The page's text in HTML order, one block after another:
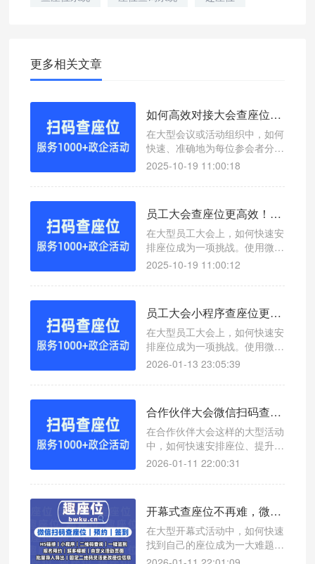
更多相关文章
如何高效对接大会查座位？微信扫码查座位系统轻松解决
在大型会议或活动组织中，如何
快速、准确地为每位参会者分配
座位是一个重要环节。本文介绍
效对接大会查座位，提升现场管
2025-10-19 11:00:18
员工大会查座位更高效！微信扫码查座位系统助你轻松管理
在大型员工大会上，如何快速安
排座位成为一项挑战。使用微信
扫码查座位系统，可以实现一键
2025-10-19 11:00:12
员工大会小程序查座位更高效！微信扫码查座位系统助你轻松管理
在大型员工大会上，如何快速安
排座位成为一项挑战。使用微信
扫码查座位系统，可以实现一键
2026-01-13 23:05:39
合作伙伴大会微信扫码查座位系统助力活动座位管理
在合作伙伴大会这样的大型活动
中，如何快速安排座位、提升参
会体验成为一大挑战。本文介绍
微信扫码查座位系统，帮助您轻
2026-01-11 22:00:31
开幕式查座位不再难，微信扫码签到显示座位系统让流程更高效
在大型开幕式活动中，如何快速
找到自己的座位成为一大难题。
本文介绍一款高效的微信扫码查